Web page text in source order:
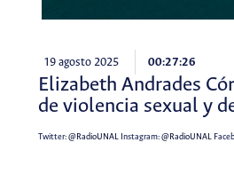
19 agosto 2025 00:27:26
Elizabeth Andrades
de violencia sexual y
Twitter:@RadioUNALInstagram:@RadioUNAL